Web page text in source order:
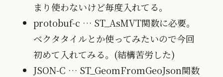
まり使わないけど毎度入れてる。
protobuf-c … ST_AsMVT関数に必要。
ベクタタイルとか使ってみたいので今回
初めて入れてみる。(結構苦労した)
JSON-C … ST_GeomFromGeoJson関数